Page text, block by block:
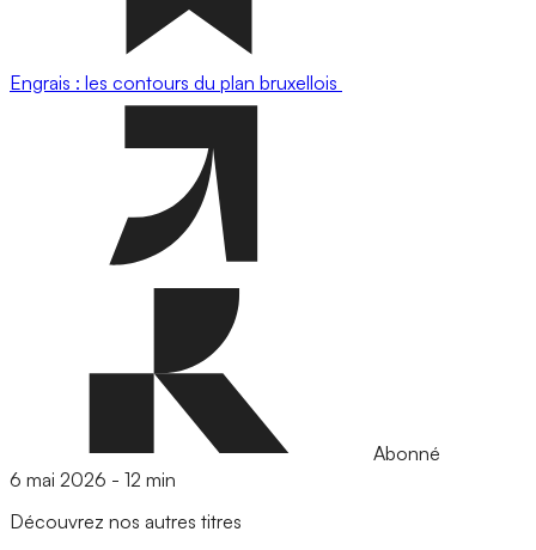
Engrais : les contours du plan bruxellois
Abonné
6 mai 2026 - 12 min
Découvrez nos autres titres